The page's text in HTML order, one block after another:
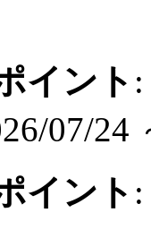
イント
07/24
イント